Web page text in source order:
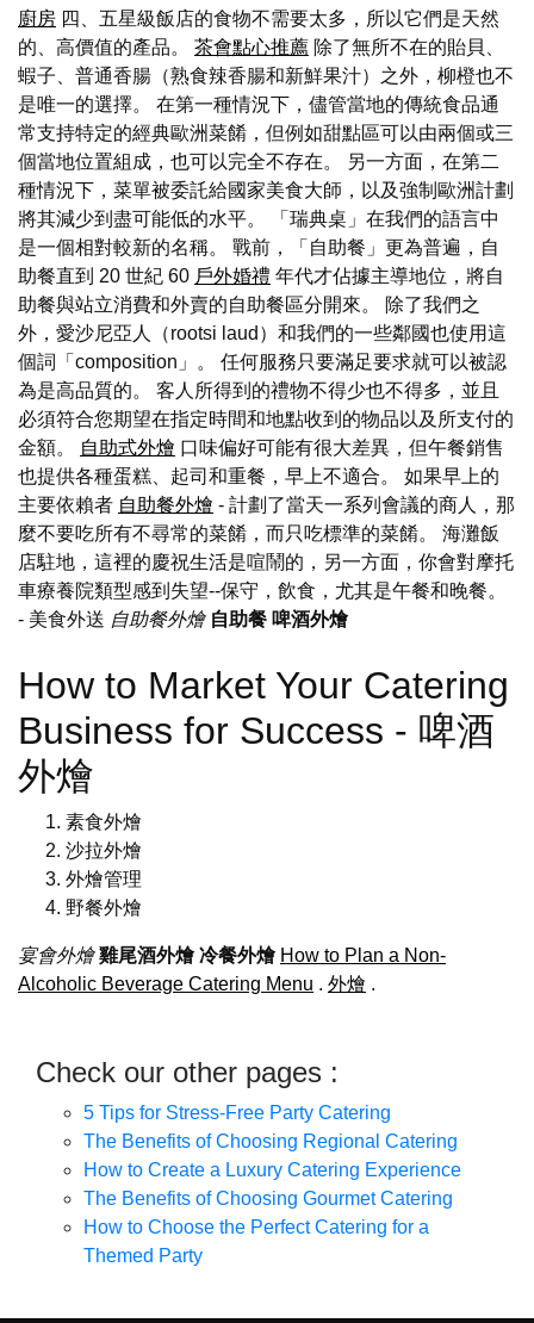
廚房 四、五星級飯店的食物不需要太多，所以它們是天然
的、高價值的產品。 茶會點心推薦 除了無所不在的貽貝、
蝦子、普通香腸（熟食辣香腸和新鮮果汁）之外，柳橙也不
是唯一的選擇。 在第一種情況下，儘管當地的傳統食品通
常支持特定的經典歐洲菜餚，但例如甜點區可以由兩個或三
個當地位置組成，也可以完全不存在。 另一方面，在第二
種情況下，菜單被委託給國家美食大師，以及強制歐洲計劃
將其減少到盡可能低的水平。 「瑞典桌」在我們的語言中
是一個相對較新的名稱。 戰前，「自助餐」更為普遍，自
助餐直到 20 世紀 60 戶外婚禮 年代才佔據主導地位，將自
助餐與站立消費和外賣的自助餐區分開來。 除了我們之
外，愛沙尼亞人（rootsi laud）和我們的一些鄰國也使用這
個詞「composition」。 任何服務只要滿足要求就可以被認
為是高品質的。 客人所得到的禮物不得少也不得多，並且
必須符合您期望在指定時間和地點收到的物品以及所支付的
金額。
自助式外燴 口味偏好可能有很大差異，但午餐銷售
也提供各種蛋糕、起司和重餐，早上不適合。 如果早上的
主要依賴者 自助餐外燴 - 計劃了當天一系列會議的商人，那
麼不要吃所有不尋常的菜餚，而只吃標準的菜餚。 海灘飯
店駐地，這裡的慶祝生活是喧鬧的，另一方面，你會對摩托
車療養院類型感到失望--保守，飲食，尤其是午餐和晚餐。
- 美食外送 自助餐外燴 自助餐 啤酒外燴
How to Market Your Catering
Business for Success - 啤酒
外燴
素食外燴
沙拉外燴
外燴管理
野餐外燴
宴會外燴 雞尾酒外燴 冷餐外燴 How to Plan a Non-
Alcoholic Beverage Catering Menu . 外燴 .
Check our other pages :
5 Tips for Stress-Free Party Catering
The Benefits of Choosing Regional Catering
How to Create a Luxury Catering Experience
The Benefits of Choosing Gourmet Catering
How to Choose the Perfect Catering for a
Themed Party